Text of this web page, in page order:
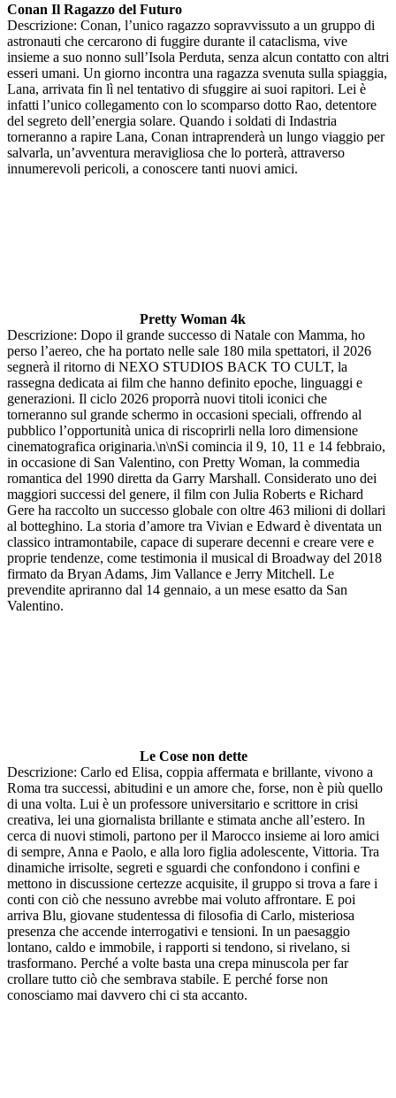
Conan Il Ragazzo del Futuro
Descrizione: Conan, l’unico ragazzo sopravvissuto a un gruppo di
astronauti che cercarono di fuggire durante il cataclisma, vive
insieme a suo nonno sull’Isola Perduta, senza alcun contatto con altri
esseri umani. Un giorno incontra una ragazza svenuta sulla spiaggia,
Lana, arrivata fin lì nel tentativo di sfuggire ai suoi rapitori. Lei è
infatti l’unico collegamento con lo scomparso dotto Rao, detentore
del segreto dell’energia solare. Quando i soldati di Indastria
torneranno a rapire Lana, Conan intraprenderà un lungo viaggio per
salvarla, un’avventura meravigliosa che lo porterà, attraverso
innumerevoli pericoli, a conoscere tanti nuovi amici.
Pretty Woman 4k
Descrizione: Dopo il grande successo di Natale con Mamma, ho
perso l’aereo, che ha portato nelle sale 180 mila spettatori, il 2026
segnerà il ritorno di NEXO STUDIOS BACK TO CULT, la
rassegna dedicata ai film che hanno definito epoche, linguaggi e
generazioni. Il ciclo 2026 proporrà nuovi titoli iconici che
torneranno sul grande schermo in occasioni speciali, offrendo al
pubblico l’opportunità unica di riscoprirli nella loro dimensione
cinematografica originaria.\n\nSi comincia il 9, 10, 11 e 14 febbraio,
in occasione di San Valentino, con Pretty Woman, la commedia
romantica del 1990 diretta da Garry Marshall. Considerato uno dei
maggiori successi del genere, il film con Julia Roberts e Richard
Gere ha raccolto un successo globale con oltre 463 milioni di dollari
al botteghino. La storia d’amore tra Vivian e Edward è diventata un
classico intramontabile, capace di superare decenni e creare vere e
proprie tendenze, come testimonia il musical di Broadway del 2018
firmato da Bryan Adams, Jim Vallance e Jerry Mitchell. Le
prevendite apriranno dal 14 gennaio, a un mese esatto da San
Valentino.
Le Cose non dette
Descrizione: Carlo ed Elisa, coppia affermata e brillante, vivono a
Roma tra successi, abitudini e un amore che, forse, non è più quello
di una volta. Lui è un professore universitario e scrittore in crisi
creativa, lei una giornalista brillante e stimata anche all’estero. In
cerca di nuovi stimoli, partono per il Marocco insieme ai loro amici
di sempre, Anna e Paolo, e alla loro figlia adolescente, Vittoria. Tra
dinamiche irrisolte, segreti e sguardi che confondono i confini e
mettono in discussione certezze acquisite, il gruppo si trova a fare i
conti con ciò che nessuno avrebbe mai voluto affrontare. E poi
arriva Blu, giovane studentessa di filosofia di Carlo, misteriosa
presenza che accende interrogativi e tensioni. In un paesaggio
lontano, caldo e immobile, i rapporti si tendono, si rivelano, si
trasformano. Perché a volte basta una crepa minuscola per far
crollare tutto ciò che sembrava stabile. E perché forse non
conosciamo mai davvero chi ci sta accanto.